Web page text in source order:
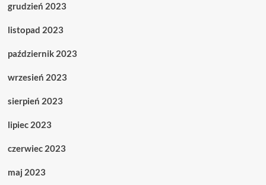
grudzień 2023
listopad 2023
październik 2023
wrzesień 2023
sierpień 2023
lipiec 2023
czerwiec 2023
maj 2023